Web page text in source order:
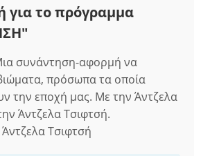
για το πρόγραμμα
συνάντηση-αφορμή να
πρόσωπα τα οποία
την εποχή μας. Με την Άντζελα
Άντζελα Τσιφτσή.
Τσιφτσή